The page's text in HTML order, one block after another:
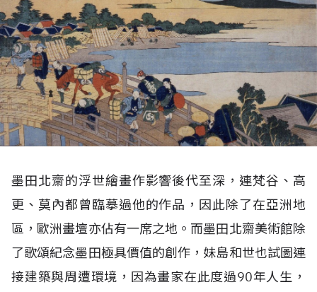
墨田北齋的浮世繪畫作影響後代至深，連梵谷、高
更、莫內都曾臨摹過他的作品，因此除了在亞洲地
區，歐洲畫壇亦佔有一席之地。而墨田北齋美術館除
了歌頌紀念墨田極具價值的創作，妹島和世也試圖連
接建築與周遭環境，因為畫家在此度過90年人生，